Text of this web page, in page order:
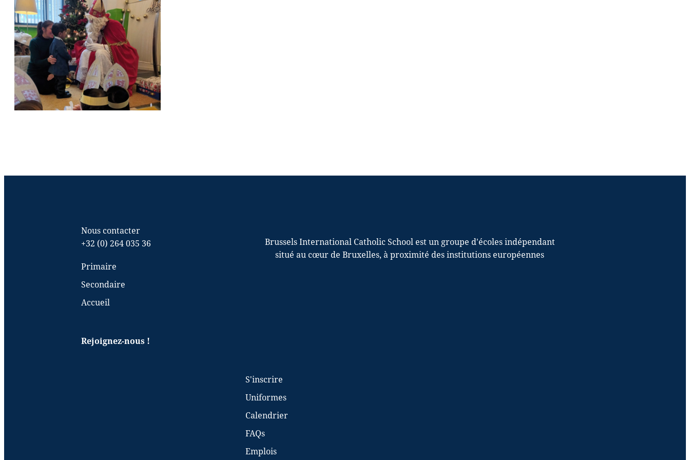
Nous contacter
+32 (0) 264 035 36
Primaire
Secondaire
Accueil
Rejoignez-nous !
Brussels International Catholic School est un groupe d'écoles indépendant
situé au cœur de Bruxelles, à proximité des institutions européennes
S'inscrire
Uniformes
Calendrier
FAQs
Emplois